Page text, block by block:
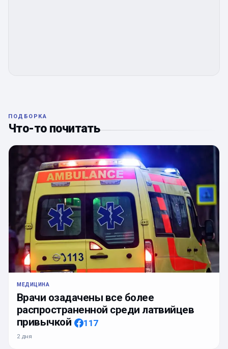
ПОДБОРКА
Что-то почитать
МЕДИЦИНА
Врачи озадачены все более
распространенной среди латвийцев
привычкой
117
2 дня